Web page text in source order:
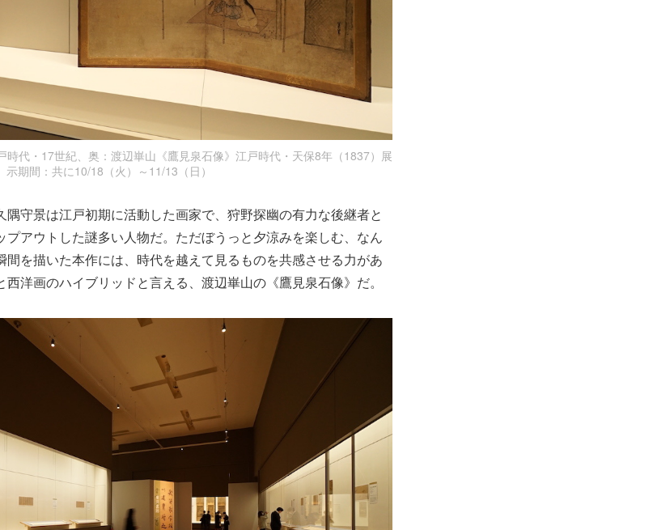
時代・17世紀、奥：渡辺崋山《鷹見泉石像》江戸時代・天保8年（1837）展
示期間：共に10/18（火）～11/13（日）
守景は江戸初期に活動した画家で、狩野探幽の有力な後継者と
プアウトした謎多い人物だ。ただぼうっと夕涼みを楽しむ、なん
間を描いた本作には、時代を越えて見るものを共感させる力があ
洋画のハイブリッドと言える、渡辺崋山の《鷹見泉石像》だ。